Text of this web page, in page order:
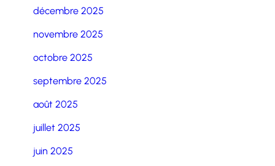
décembre 2025
novembre 2025
octobre 2025
septembre 2025
août 2025
juillet 2025
juin 2025